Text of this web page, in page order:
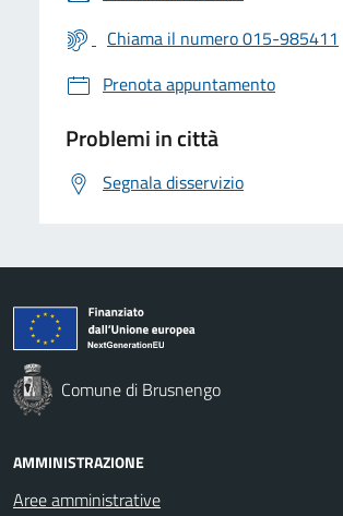
Chiama il numero 015-985411
Prenota appuntamento
Problemi in città
Segnala disservizio
Comune di Brusnengo
AMMINISTRAZIONE
Aree amministrative